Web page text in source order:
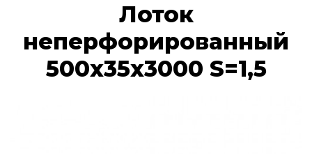
Лоток
неперфорированный
500х35х3000 S=1,5